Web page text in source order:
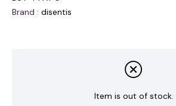
Brand : disentis
Item is out of stock.